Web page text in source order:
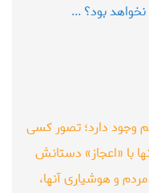
بود؟ ...
وجود دارد؛ تصور کسی
با «اعجاز» دستانش
و هوشیاری آنها،